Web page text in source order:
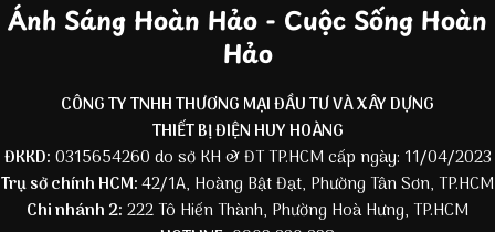
Ánh Sáng Hoàn Hảo - Cuộc Sống Hoàn
Hảo
CÔNG TY TNHH THƯƠNG MẠI ĐẦU TƯ VÀ XÂY DỰNG
THIẾT BỊ ĐIỆN HUY HOÀNG
ĐKKD: 0315654260 do sở KH & ĐT TP.HCM cấp ngày: 11/04/2023
Trụ sở chính HCM:42/1A, Hoàng Bật Đạt, Phường Tân Sơn, TP.HCM
Chi nhánh 2: 222 Tô Hiến Thành, Phường Hoà Hưng, TP.HCM